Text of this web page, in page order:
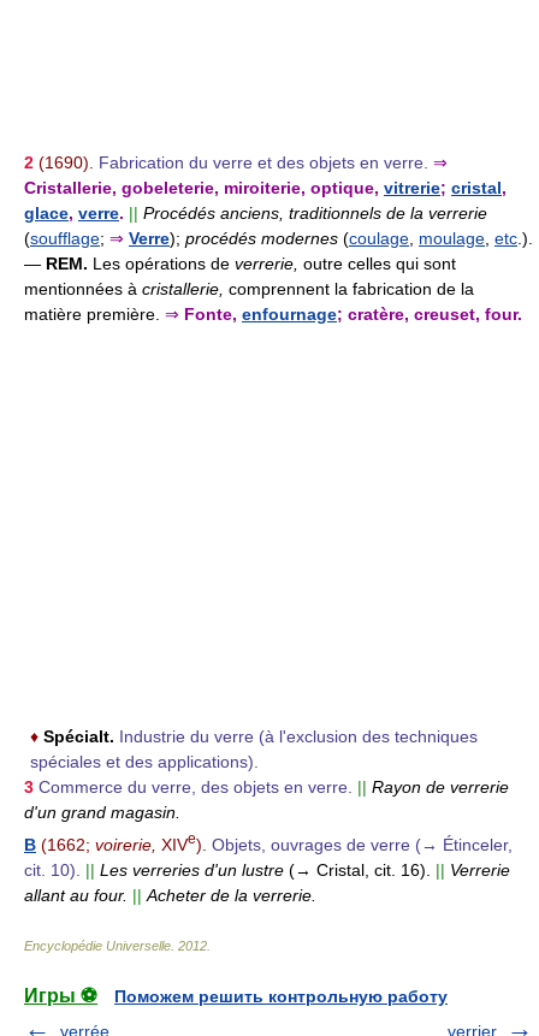
2 (1690). Fabrication du verre et des objets en verre. ⇒
Cristallerie, gobeleterie, miroiterie, optique, vitrerie; cristal,
glace, verre. || Procédés anciens, traditionnels de la verrerie
(soufflage; ⇒ Verre); procédés modernes (coulage moulage etc .).
— REM. Les opérations de verrerie, outre celles qui sont
mentionnées à cristallerie, comprennent la fabrication de la
matière première. ⇒ Fonte, enfournage; cratère, creuset, four.
♦ Spécialt. Industrie du verre (à l'exclusion des techniques
spéciales et des applications).
3 Commerce du verre, des objets en verre. || Rayon de verrerie
d'un grand magasin.
B (1662; voirerie, XIVe). Objets, ouvrages de verre (→ Étinceler,
cit. 10).
|| Les verreries d'un lustre (→ Cristal, cit. 16). || Verrerie
allant au four. || Acheter de la verrerie.
Encyclopédie Universelle 2012
Игры ⚽
Поможем решить контрольную работу
verrée
verrier